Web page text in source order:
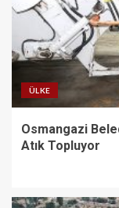
ÜLKE
Osmangazi
Atık Topluyor